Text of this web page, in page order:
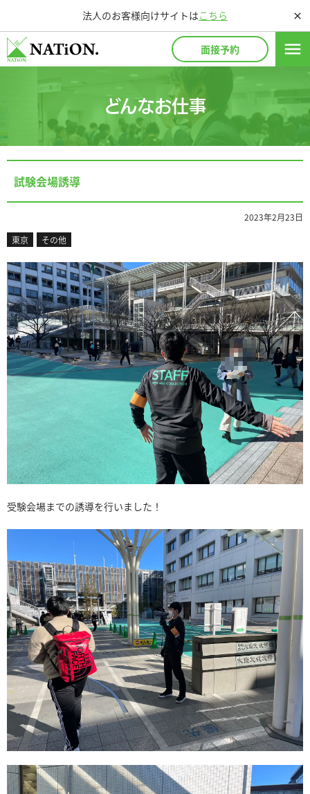
法人のお客様向けサイトはこちら close
面接予約 menu
どんなお仕事
試験会場誘導
2023年2月23日
東京
その他
受験会場までの誘導を行いました！